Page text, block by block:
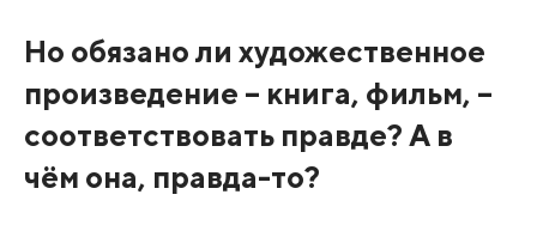
Но обязано ли художественное
произведение – книга, фильм, –
соответствовать правде? А в
чём она, правда-то?